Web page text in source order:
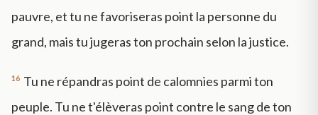
pauvre, et tu ne favoriseras point la personne du
grand, mais tu jugeras ton prochain selon la justice.
16 Tu ne répandras point de calomnies parmi ton
peuple. Tu ne t'élèveras point contre le sang de ton